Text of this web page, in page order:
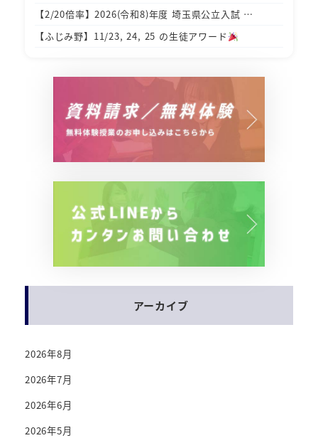
【2/20倍率】2026(令和8)年度 埼玉県公立入試 …
【ふじみ野】11/23, 24, 25 の生徒アワード
アーカイブ
2026年8月
2026年7月
2026年6月
2026年5月